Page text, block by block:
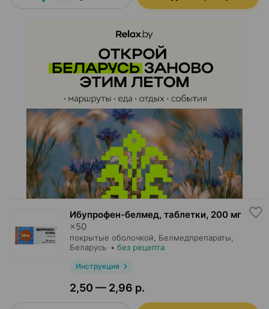
Ибупрофен-белмед, таблетки, 200 мг
×50
покрытые оболочкой, Белмедпрепараты
Беларусь • без рецепта
Инструкция
2,50 — 2,96 р.